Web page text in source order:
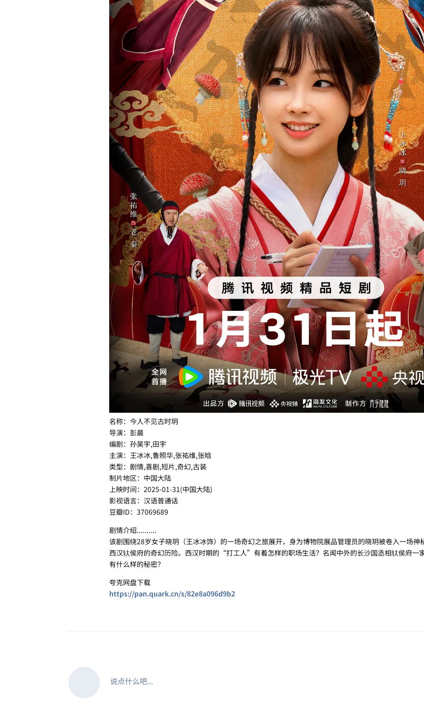
名称：今人不见古时玥
导演：彭晨
编剧：孙昊宇,田宇
主演：王冰冰,鲁照华,张祐维,张晗
类型：剧情,喜剧,短片,奇幻,古装
制片地区：中国大陆
上映时间：2025-01-31(中国大陆)
影视语言：汉语普通话
豆瓣ID：37069689
剧情介绍..........
该剧围绕28岁女子晓玥（王冰冰饰）的一场奇幻之旅展开，身为博物院展品管理员的晓玥被卷入一场神
西汉轪侯府的奇幻历险。西汉时期的“打工人”有着怎样的职场生活？名闻中外的长沙国丞相轪侯府一
有什么样的秘密？
夸克网盘下载
https://pan.quark.cn/s/82e8a096d9b2
说点什么吧...